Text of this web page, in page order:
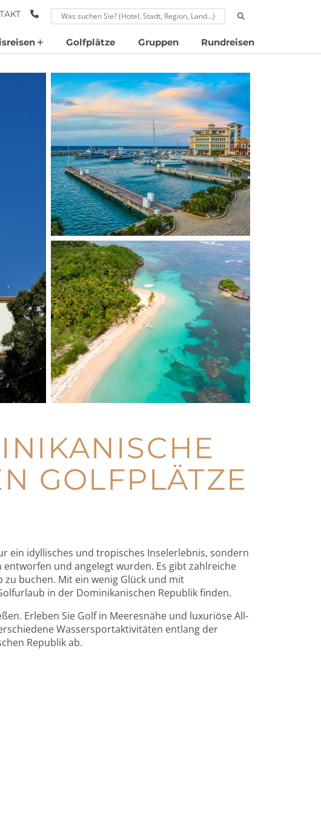
ANRUFEN: 00496024677910
Golfplätze Gruppen Rundreisen
GOLFPLÄTZE
ein idyllisches und tropisches Inselerlebnis, sondern
und angelegt wurden. Es gibt zahlreiche
buchen. Mit ein wenig Glück und mit
in der Dominikanischen Republik finden.
Erleben Sie Golf in Meeresnähe und luxuriöse All-
Wassersportaktivitäten entlang der
Republik ab.